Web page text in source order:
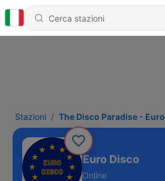
Stazioni The Disco Paradise -
Paradise - Euro Disco
Online